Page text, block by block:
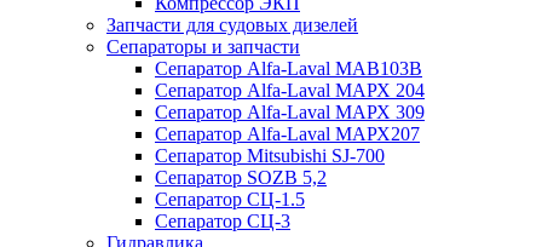
Запчасти для судовых дизелей
Сепараторы и запчасти
Сепаратор Alfa-Laval МАВ103В
Сепаратор Alfa-Laval МАРХ 204
Сепаратор Alfa-Laval МАРХ 309
Сепаратор Alfa-Laval МАРХ207
Сепаратор Mitsubishi SJ-700
Сепаратор SOZB 5,2
Сепаратор СЦ-1.5
Сепаратор СЦ-3
Гидравлика